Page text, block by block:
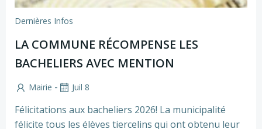
Dernières Infos
LA COMMUNE RÉCOMPENSE LES
BACHELIERS AVEC MENTION
Mairie - Juil 8
Félicitations aux bacheliers 2026! La municipalité
félicite tous les élèves tiercelins qui ont obtenu leur